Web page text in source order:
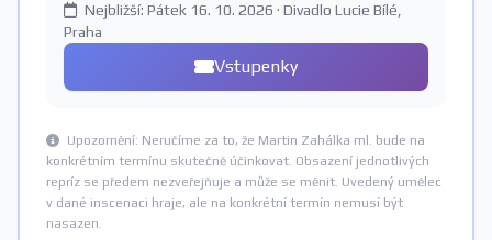
Nejbližší: Pátek 16. 10. 2026 · Divadlo Lucie Bílé,
Praha
Vstupenky
Upozornění: Neručíme za to, že Martin Zahálka ml. bude na
konkrétním termínu skutečně účinkovat. Obsazení jednotlivých
repríz se předem nezveřejňuje a může se měnit. Uvedený umělec
v dané inscenaci hraje, ale na konkrétní termín nemusí být
nasazen.